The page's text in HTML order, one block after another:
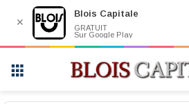
✕
Blois Capitale
GRATUIT
Sur Google Play